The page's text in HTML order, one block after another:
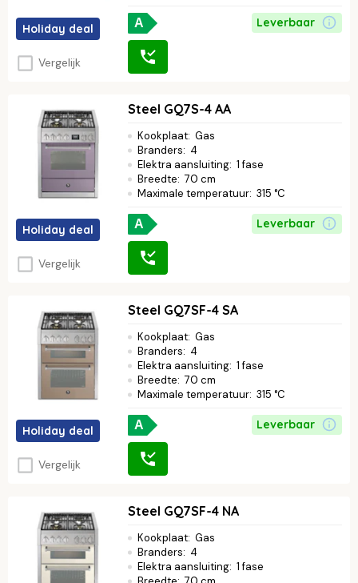
Holiday deal
Vergelijk
A Leverbaar
Holiday deal
Vergelijk
Steel GQ7S-4 AA
Kookplaat: Gas
Branders: 4
Elektra aansluiting: 1 fase
Breedte: 70 cm
Maximale temperatuur: 315 °C
A Leverbaar
Holiday deal
Vergelijk
Steel GQ7SF-4 SA
Kookplaat: Gas
Branders: 4
Elektra aansluiting: 1 fase
Breedte: 70 cm
Maximale temperatuur: 315 °C
A Leverbaar
Steel GQ7SF-4 NA
Kookplaat: Gas
Branders: 4
Elektra aansluiting: 1 fase